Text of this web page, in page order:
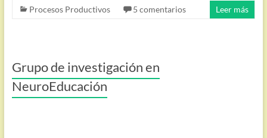
Procesos Productivos
5 comentarios Leer más
Grupo de investigación en
NeuroEducación